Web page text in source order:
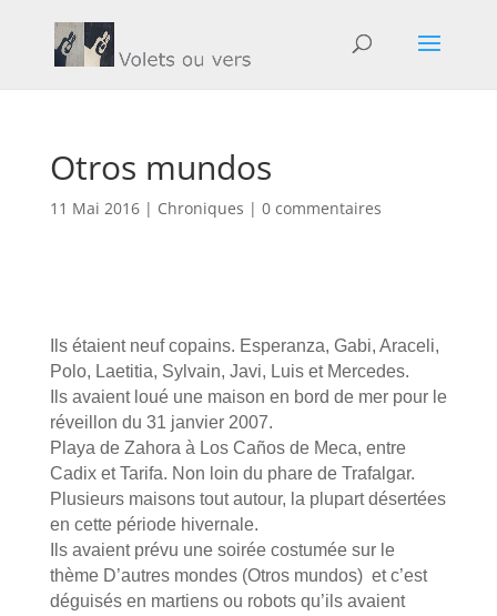
Otros mundos
11 Mai 2016| Chroniques | 0 commentaires
Ils étaient neuf copains. Esperanza, Gabi, Araceli,
Polo, Laetitia, Sylvain, Javi, Luis et Mercedes.
Ils avaient loué une maison en bord de mer pour le
réveillon du 31 janvier 2007.
Playa de Zahora à Los Caños de Meca, entre
Cadix et Tarifa. Non loin du phare de Trafalgar.
Plusieurs maisons tout autour, la plupart désertées
en cette période hivernale.
Ils avaient prévu une soirée costumée sur le
thème D’autres mondes (Otros mundos) et c’est
déguisés en martiens ou robots qu’ils avaient